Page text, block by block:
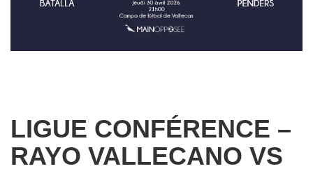
LIGUE CONFÉRENCE –
RAYO VALLECANO VS